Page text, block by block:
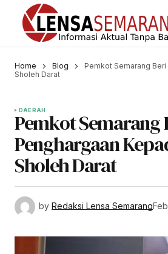
Home Blog
Pemkot Semarang
Sholeh Darat
DAERAH
Pemkot Semarang
Penghargaan
Sholeh Darat
by Redaksi Lensa Semarang